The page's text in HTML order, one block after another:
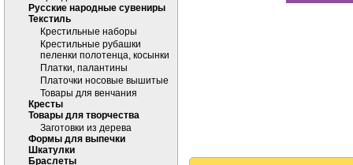
Русские народные сувениры
Текстиль
Крестильные наборы
Крестильные рубашки
пеленки полотенца, косынки
Платки, палантины
Платочки носовые вышитые
Товары для венчания
Кресты
Товары для творчества
Заготовки из дерева
Формы для выпечки
Шкатулки
Браслеты